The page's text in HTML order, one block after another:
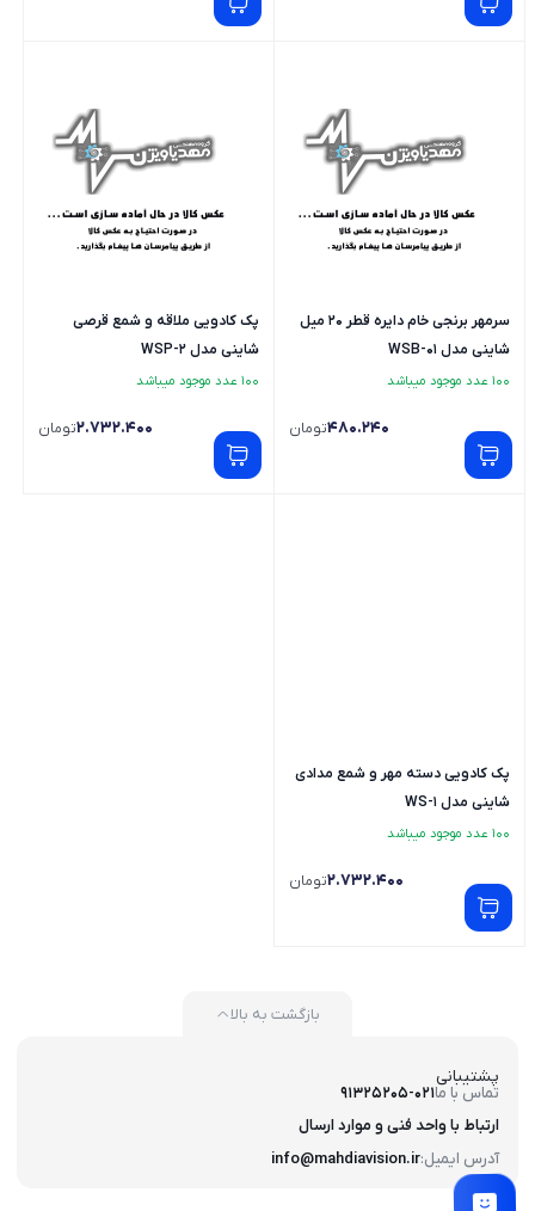
سرمهر برنجی خام دایره قطر 20 میل
شاینی مدل WSB-01
100 عدد موجود میباشد
480.240تومان
پک کادویی ملاقه و شمع قرصی
شاینی مدل WSP-2
100 عدد موجود میباشد
2.732.400تومان
پک کادویی دسته مهر و شمع مدادی
شاینی مدل WS-1
100 عدد موجود میباشد
2.732.400تومان
پشتیبانی
تماس با ما91325205-021
آدرس ایمیل:info@mahdiavision.ir
ارتباط با واحد فنی و موارد ارسال
بازگشت به بالا